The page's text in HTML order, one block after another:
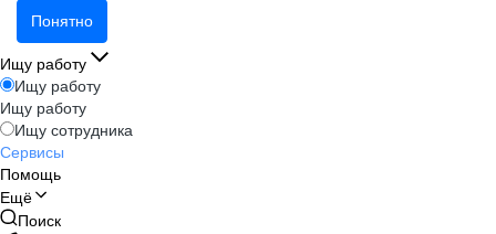
Понятно
Ищу работу
Ищу работу
Ищу работу
Ищу сотрудника
Сервисы
Помощь
Ещё
Поиск